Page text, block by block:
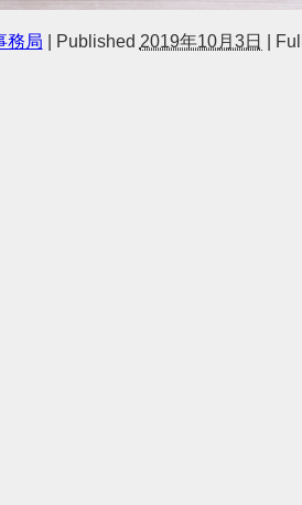
務局 Published 2019年10月3日